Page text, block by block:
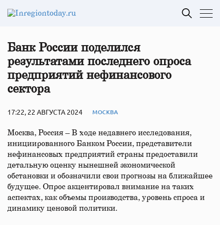
Банк России поделился
результатами последнего опроса
предприятий нефинансового
сектора
17:22, 22 АВГУСТА 2024 МОСКВА
Москва, Россия – В ходе недавнего исследования,
инициированного Банком России, представители
нефинансовых предприятий страны предоставили
детальную оценку нынешней экономической
обстановки и обозначили свои прогнозы на ближайшее
будущее. Опрос акцентировал внимание на таких
аспектах, как объемы производства, уровень спроса и
динамику ценовой политики.